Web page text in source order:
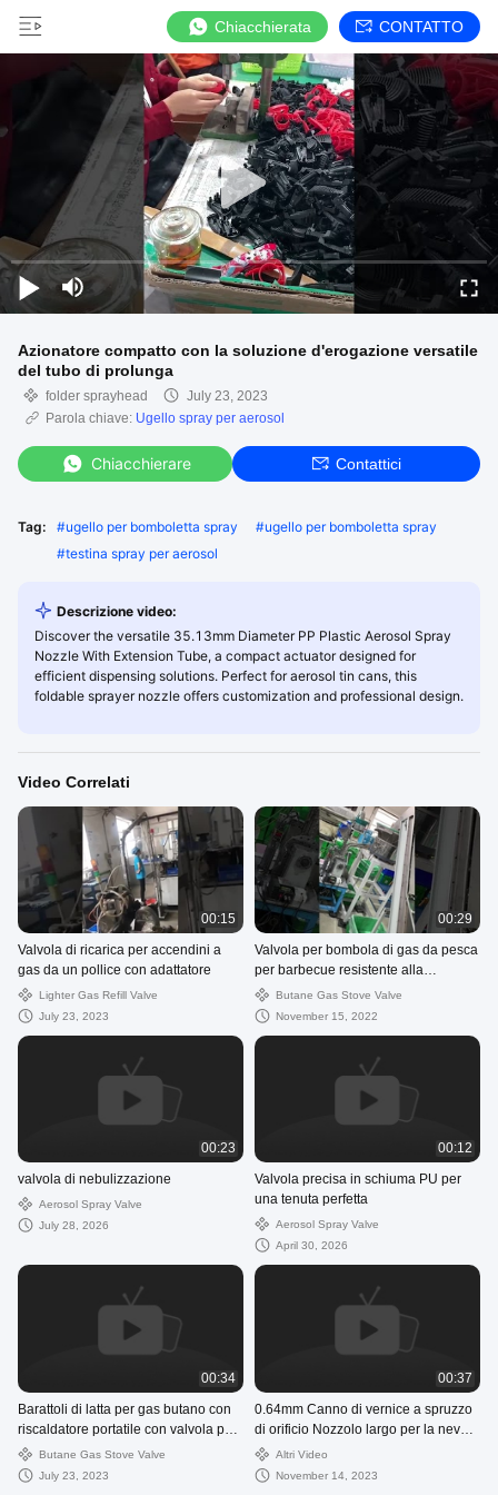
Chiacchierata CONTATTO
Azionatore compatto con la soluzione d'erogazione versatile
del tubo di prolunga
folder sprayhead
July 23, 2023
Parola chiave: Ugello spray per aerosol
Chiacchierare Contattici
Tag: #ugello per bomboletta spray #ugello per bomboletta spray
#testina spray per aerosol
Descrizione video:
Discover the versatile 35.13mm Diameter PP Plastic Aerosol Spray
Nozzle With Extension Tube, a compact actuator designed for
efficient dispensing solutions. Perfect for aerosol tin cans, this
foldable sprayer nozzle offers customization and professional design.
Video Correlati
00:15
Valvola di ricarica per accendini a
gas da un pollice con adattatore
Lighter Gas Refill Valve
July 23, 2023
00:29
Valvola per bombola di gas da pesca
per barbecue resistente alla
corrosione con molla in acciaio
inossidabile
Butane Gas Stove Valve
November 15, 2022
00:23
valvola di nebulizzazione
Aerosol Spray Valve
July 28, 2026
00:12
Valvola precisa in schiuma PU per
una tenuta perfetta
Aerosol Spray Valve
April 30, 2026
00:34
Barattoli di latta per gas butano con
riscaldatore portatile con valvola per
fornello a gas Per cucinare e
barbecue
Butane Gas Stove Valve
July 23, 2023
00:37
0.64mm Canno di vernice a spruzzo
di orificio Nozzolo largo per la neve
aerosol
Altri Video
November 14, 2023